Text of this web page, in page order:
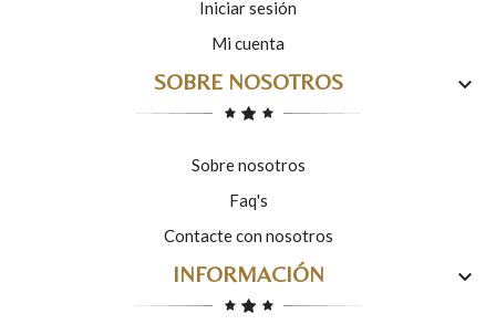
Iniciar sesión
Mi cuenta
SOBRE NOSOTROS 
Sobre nosotros
Faq's
Contacte con nosotros
INFORMACIÓN 